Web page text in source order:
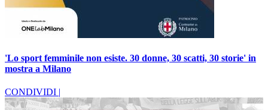
'Lo sport femminile non esiste. 30 donne, 30 scatti, 30 storie' in
mostra a Milano
CONDIVIDI |